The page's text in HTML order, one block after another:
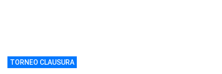
TORNEO CLAUSURA